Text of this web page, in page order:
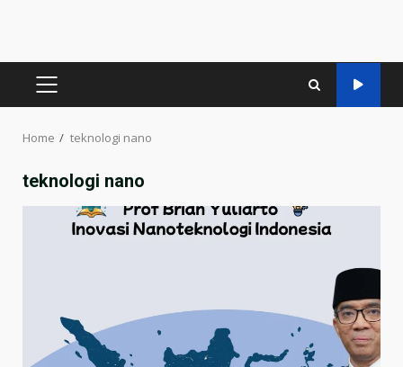
PRIMARY
Home teknologi nano
teknologi nano